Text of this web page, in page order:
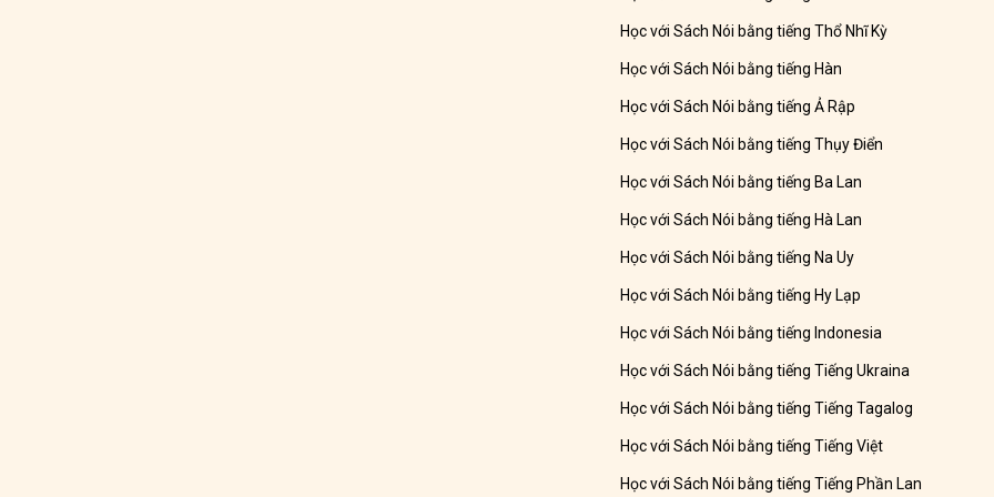
Học với Sách Nói bằng tiếng Thổ Nhĩ Kỳ
Học với Sách Nói bằng tiếng Hàn
Học với Sách Nói bằng tiếng Ả Rập
Học với Sách Nói bằng tiếng Thụy Điển
Học với Sách Nói bằng tiếng Ba Lan
Học với Sách Nói bằng tiếng Hà Lan
Học với Sách Nói bằng tiếng Na Uy
Học với Sách Nói bằng tiếng Hy Lạp
Học với Sách Nói bằng tiếng Indonesia
Học với Sách Nói bằng tiếng Tiếng Ukraina
Học với Sách Nói bằng tiếng Tiếng Tagalog
Học với Sách Nói bằng tiếng Tiếng Việt
Học với Sách Nói bằng tiếng Tiếng Phần Lan